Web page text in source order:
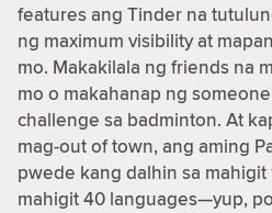
features ang Tinder na
ng maximum visibility at
mo. Makakilala ng friends na
mo o makahanap ng
challenge sa badminton. At
mag-out of town, ang aming
pwede kang dalhin sa mahigit
mahigit 40 languages—yup,